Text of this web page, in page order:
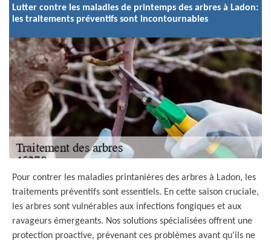
Lutter contre les maladies de printemps des arbres à Ladon:
les traitements préventifs sont incontournables
Pour contrer les maladies printanières des arbres à Ladon, les
traitements préventifs sont essentiels. En cette saison cruciale,
les arbres sont vulnérables aux infections fongiques et aux
ravageurs émergeants. Nos solutions spécialisées offrent une
protection proactive, prévenant ces problèmes avant qu'ils ne